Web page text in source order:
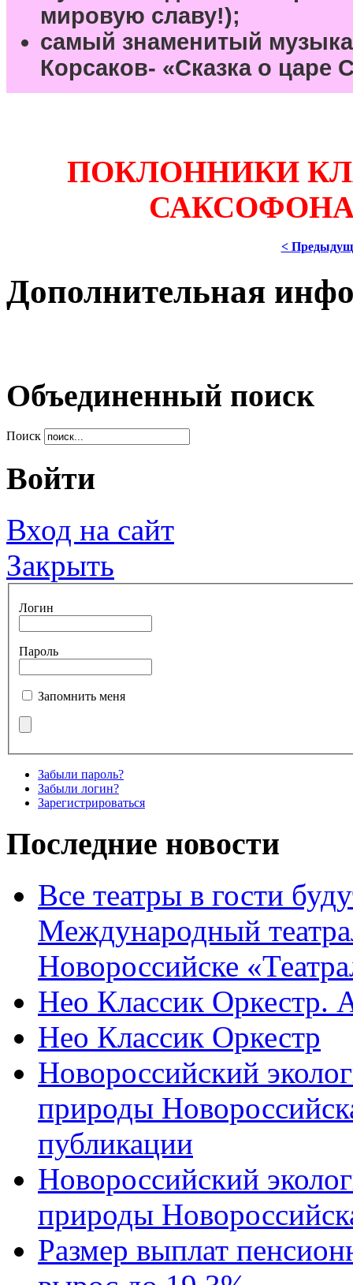
мировую славу!);
самый знаменитый
Корсаков- «Сказка о царе
ПОКЛОННИКИ
<
Дополнительная
Объединенный поиск
Поиск
Войти
Вход на сайт
Закрыть
Логин
Пароль
Запомнить меня
Забыли пароль?
Забыли логин?
Зарегистрироваться
Последние новости
Все театры в гости
Международный
Новороссийске
Нео Классик Оркестр.
Нео Классик Оркестр
Новороссийский
природы
публикации
Новороссийский
природы
Размер выплат